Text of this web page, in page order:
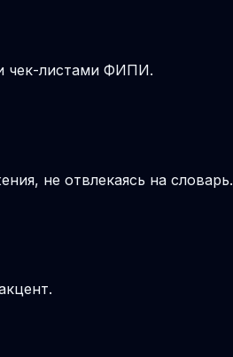
чек-листами ФИПИ.
не отвлекаясь на словарь.